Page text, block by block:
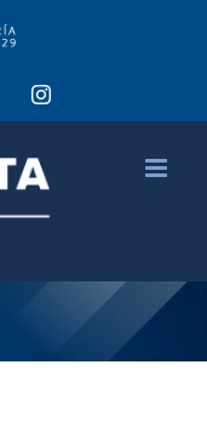
Tiktok Instagram